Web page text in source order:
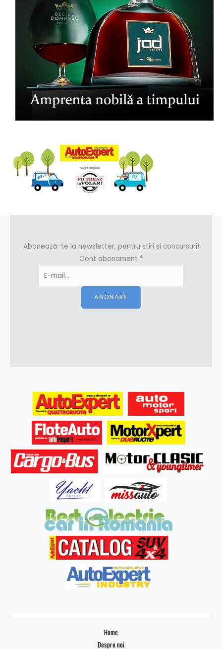
Abonează-te la newsletter, pentru știri și concursuri!
Cont abonament *
ABONARE
Home
Despre noi